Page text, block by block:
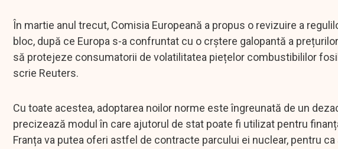
În martie anul trecut, Comisia Europeană a propus o revizuire a
bloc, după ce Europa s-a confruntat cu o crștere galopantă a
să protejeze consumatorii de volatilitatea piețelor combustibililor
scrie Reuters.
Cu toate acestea, adoptarea noilor norme este îngreunată de un
precizează modul în care ajutorul de stat poate fi utilizat pentru
Franța va putea oferi astfel de contracte parcului ei nuclear, pentru